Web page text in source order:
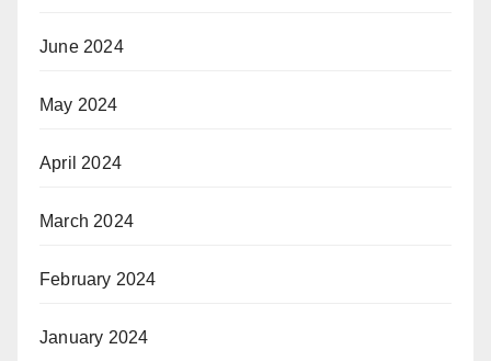
June 2024
May 2024
April 2024
March 2024
February 2024
January 2024